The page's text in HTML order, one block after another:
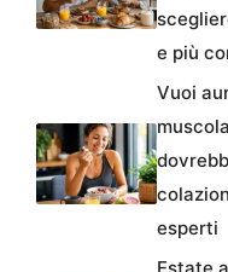
e più
Vuoi
esperti